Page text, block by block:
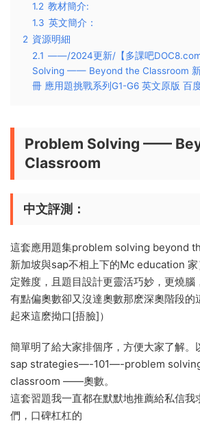
1.2 教材簡介:
1.3 英文簡介：
2 資源明細
2.1 ——/2024更新/【多課吧
Solving —— Beyond the Classroom
冊 應用題挑戰系列G1-G6 英文原版 百
Problem Solving ——
Classroom
中文評測：
這套應用題集problem solving beyond
新加坡與sap不相上下的Mc education
定難度，且題目設計更靈活巧妙，更燒腦
有點偏奧數卻又沒達奧數那麽深奧階段的
起來這麽拗口[捂臉]）
簡單明了給大家排個序，方便大家了解。
sap strategies—-101—-problem
classroom ——奧數。
這套習題我一直都在默默地推薦給私信我
們，口碑杠杠的